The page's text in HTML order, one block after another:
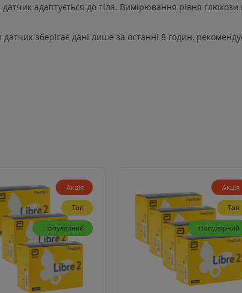
адаптується до тіла. Вимірювання рівня
зберігає дані лише за останні 8 годин,
Акція
Топ
Популярний
Акція
Топ
Популярний